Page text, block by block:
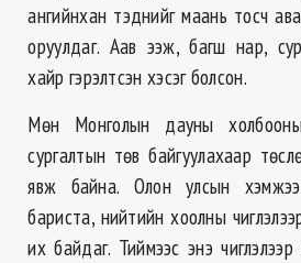
ангийнхан тэднийг маань тосч
оруулдаг. Аав ээж, багш нар,
хайр гэрэлтсэн хэсэг болсон.
Мөн Монголын дауны
сургалтын төв байгуулахаар
явж байна. Олон улсын
бариста, нийтийн хоолны
их байдаг. Тиймээс энэ